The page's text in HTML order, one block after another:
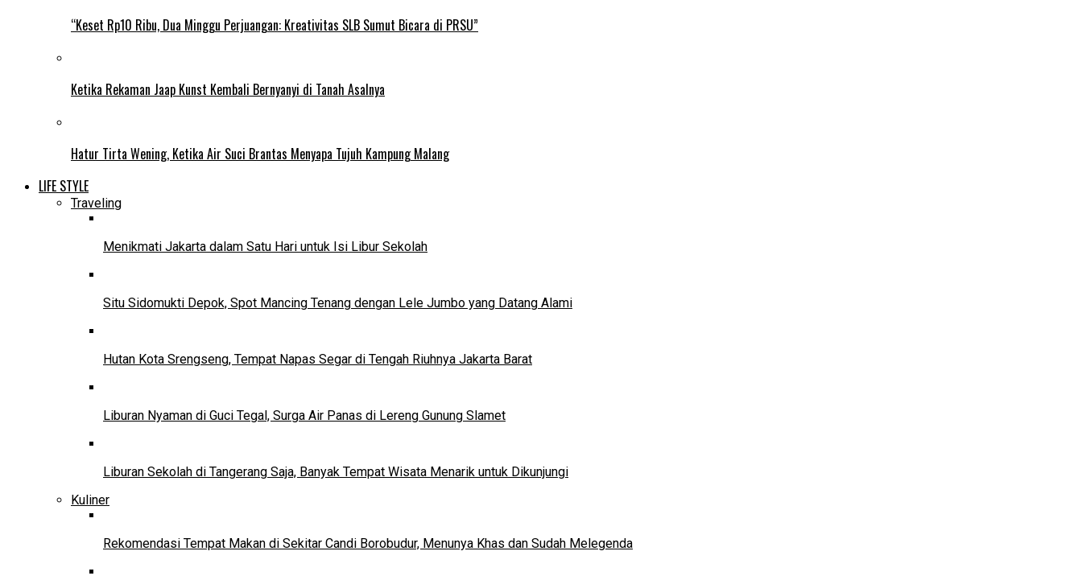
“Keset Rp10 Ribu, Dua Minggu Perjuangan: Kreativitas SLB Sumut Bicara di PRSU”
Ketika Rekaman Jaap Kunst Kembali Bernyanyi di Tanah Asalnya
Hatur Tirta Wening, Ketika Air Suci Brantas Menyapa Tujuh Kampung Malang
LIFE STYLE
Traveling
Menikmati Jakarta dalam Satu Hari untuk Isi Libur Sekolah
Situ Sidomukti Depok, Spot Mancing Tenang dengan Lele Jumbo yang Datang Alami
Hutan Kota Srengseng, Tempat Napas Segar di Tengah Riuhnya Jakarta Barat
Liburan Nyaman di Guci Tegal, Surga Air Panas di Lereng Gunung Slamet
Liburan Sekolah di Tangerang Saja, Banyak Tempat Wisata Menarik untuk Dikunjungi
Kuliner
Rekomendasi Tempat Makan di Sekitar Candi Borobudur, Menunya Khas dan Sudah Melegenda